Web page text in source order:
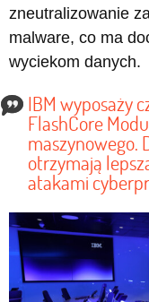
zneutralizowanie
malware, co ma
wyciekom danych.
IBM wyposaży
FlashCore
maszynowego.
otrzymają
atakami